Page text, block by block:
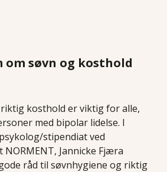
søvn og kosthold
kosthold er viktig for alle,
med bipolar lidelse. I
stipendiat ved
Jannicke Fjæra
råd til søvnhygiene og riktig